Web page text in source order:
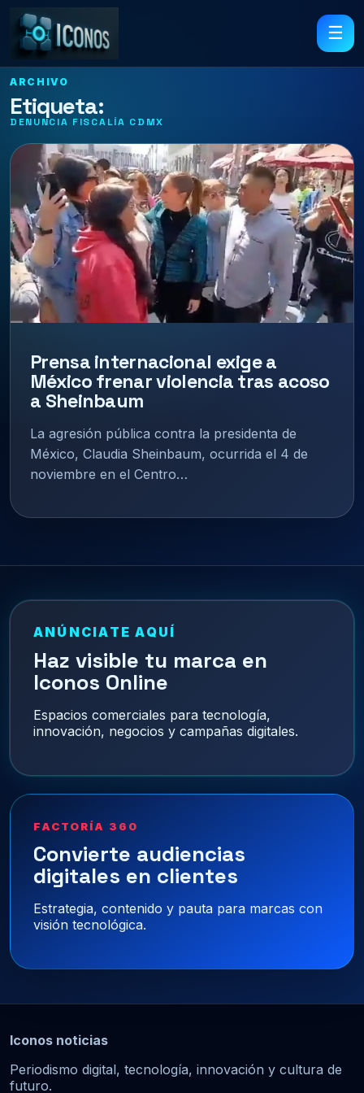
☰
ARCHIVO
Etiqueta:
DENUNCIA FISCALÍA CDMX
Prensa internacional exige a
México frenar violencia tras acoso
a Sheinbaum
La agresión pública contra la presidenta de
México, Claudia Sheinbaum, ocurrida el 4 de
noviembre en el Centro…
ANÚNCIATE AQUÍ
Haz visible tu marca en
Iconos Online
Espacios comerciales para tecnología,
innovación, negocios y campañas digitales.
FACTORÍA 360
Convierte audiencias
digitales en clientes
Estrategia, contenido y pauta para marcas con
visión tecnológica.
Iconos noticias
Periodismo digital, tecnología, innovación y cultura de
futuro.